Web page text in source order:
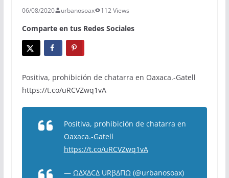
06/08/2020 urbanosoax 112 Views
Comparte en tus Redes Sociales
Positiva, prohibición de chatarra en Oaxaca.-Gatell
https://t.co/uRCVZwq1vA
Positiva, prohibición de chatarra en
Oaxaca.-Gatell
https://t.co/uRCVZwq1vA
— ΩΔXΔCΔ URβΔΠΩ (@urbanosoax)